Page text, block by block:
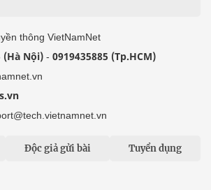
thông VietNamNet
(Hà Nội) - 0919435885 (Tp.HCM)
Độc giả gửi bài Tuyển dụng